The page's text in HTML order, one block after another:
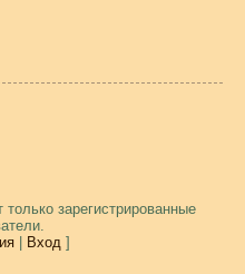
зарегистрированные
| Вход]